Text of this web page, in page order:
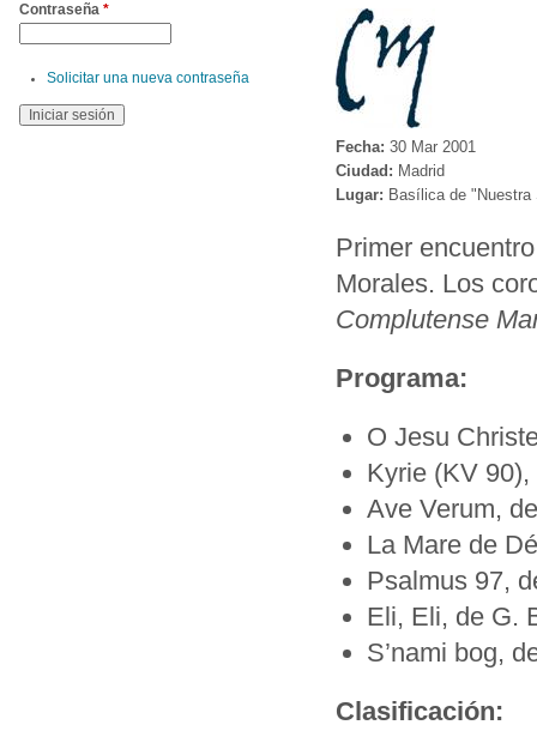
Fecha: 30 Mar 2001
Ciudad: Madrid
Lugar: Basílica de "Nuestra
Primer
Morales. Los
Complutense
Programa:
O Jesu
Kyrie (KV
Ave Verum,
La Mare de
Psalmus 97,
Eli, Eli, de G.
S’nami bog,
Clasificación:
Contraseña *
Solicitar una nueva contraseña